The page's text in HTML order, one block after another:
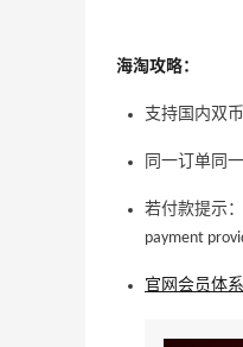
海淘攻略：
支持国内双
同一订单同
若付款提示：
payment
官网 会员体